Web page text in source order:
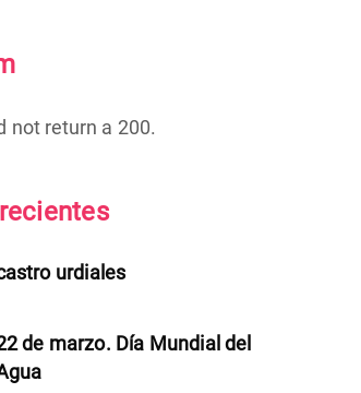
not return a 200.
urdiales
de marzo. Día Mundial del